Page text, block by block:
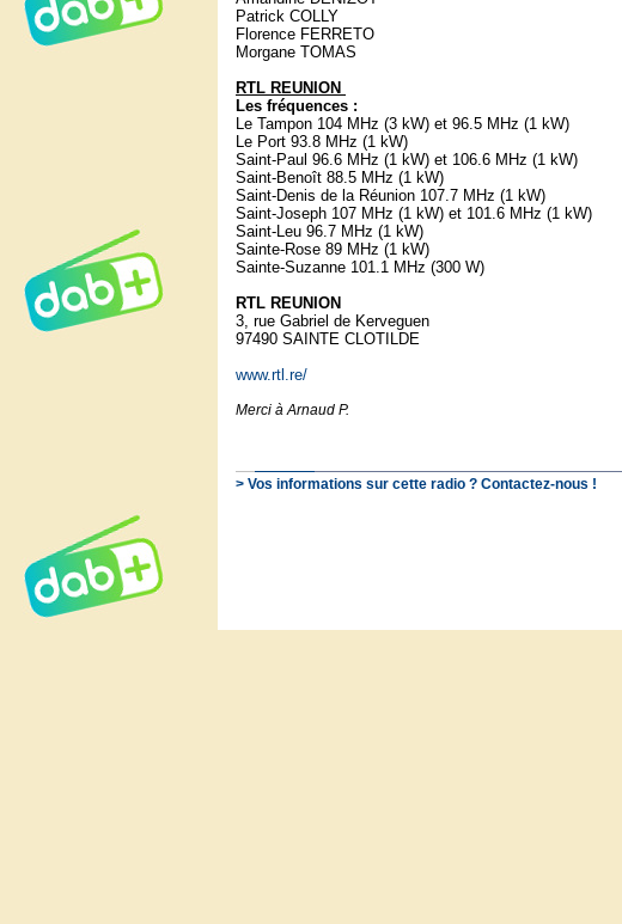
Patrick COLLY
Florence FERRETO
Morgane TOMAS
RTL REUNION
Les fréquences :
Le Tampon 104 MHz (3 kW) et 96.5 MHz (1 kW)
Le Port 93.8 MHz (1 kW)
Saint-Paul 96.6 MHz (1 kW) et 106.6 MHz (1 kW)
Saint-Benoît 88.5 MHz (1 kW)
Saint-Denis de la Réunion 107.7 MHz (1 kW)
Saint-Joseph 107 MHz (1 kW) et 101.6 MHz (1 kW)
Saint-Leu 96.7 MHz (1 kW)
Sainte-Rose 89 MHz (1 kW)
Sainte-Suzanne 101.1 MHz (300 W)
RTL REUNION
3, rue Gabriel de Kerveguen
97490 SAINTE CLOTILDE
www.rtl.re/
Merci à Arnaud P.
> Vos informations sur cette radio ? Contactez-nous !